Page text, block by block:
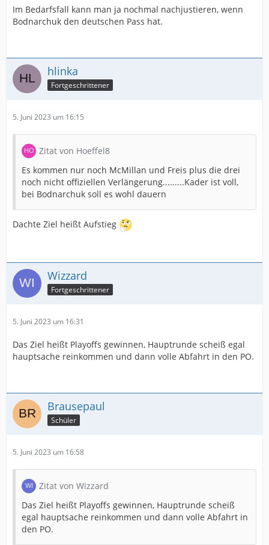
Im Bedarfsfall kann man ja nochmal nachjustieren, wenn
Bodnarchuk den deutschen Pass hat.
hlinka
Fortgeschrittener
5. Juni 2023 um 16:15
Zitat von Hoeffel8
Es kommen nur noch McMillan und Freis plus die drei
noch nicht offiziellen Verlängerung.........Kader ist voll,
bei Bodnarchuk soll es wohl dauern
Dachte Ziel heißt Aufstieg
Wizzard
Fortgeschrittener
5. Juni 2023 um 16:31
Das Ziel heißt Playoffs gewinnen, Hauptrunde scheiß egal
hauptsache reinkommen und dann volle Abfahrt in den PO.
Brausepaul
Schüler
5. Juni 2023 um 16:58
Zitat von Wizzard
Das Ziel heißt Playoffs gewinnen, Hauptrunde scheiß
egal hauptsache reinkommen und dann volle Abfahrt in
den PO.